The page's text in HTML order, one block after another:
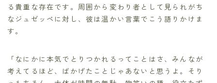
る貴重な存在です。周囲から変わり者として見られがち
なジュゼッペに対し、彼は温かい言葉でこう語りかけま
す。
「なにかに本気でとりつかれるってことはさ、みんなが
考えてるほど、ばかげたことじゃあないと思うよ。そり